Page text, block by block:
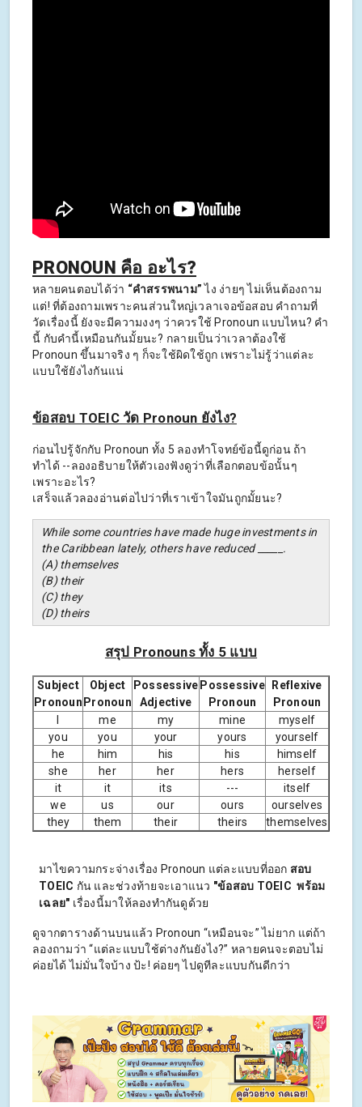
PRONOUN คือ อะไร?
หลายคนตอบได้ว่า “คำสรรพนาม”ไง ง่ายๆ ไม่เห็นต้องถาม
แต่! ที่ต้องถามเพราะคนส่วนใหญ่เวลาเจอข้อสอบ คำถามที่
วัดเรื่องนี้ ยังจะมีความงงๆ ว่าควรใช้ Pronoun แบบไหน? คำ
นี้ กับคำนี้เหมือนกันมั้ยนะ? กลายเป็นว่าเวลาต้องใช้
Pronoun ขึ้นมาจริง ๆ ก็จะใช้ผิดใช้ถูก เพราะไม่รู้ว่าแต่ละ
แบบใช้ยังไงกันแน่
ข้อสอบ TOEIC วัด Pronoun ยังไง?
ก่อนไปรู้จักกับ Pronoun ทั้ง 5 ลองทำโจทย์ข้อนี้ดูก่อน ถ้า
ทำได้ --ลองอธิบายให้ตัวเองฟังดูว่าที่เลือกตอบข้อนั้นๆ
เพราะอะไร?
เสร็จแล้วลองอ่านต่อไปว่าที่เราเข้าใจมันถูกมั้ยนะ?
While some countries have made huge investments in
the Caribbean lately, others have reduced _____.
(A) themselves
(B) their
(C) they
(D) theirs
สรุป Pronouns ทั้ง 5 แบบ
Subject
Pronoun
Object
Pronoun
Possessive
Adjective
Possessive
Pronoun
Reflexive
Pronoun
me my mine
myself
you
you your yours
yourself
he
him his his
himself
she
her her hers
herself
it
it its ---
itself
we
us our ours
ourselves
they
them their theirs themselves
มาไขความกระจ่างเรื่อง Pronoun แต่ละแบบที่ออก สอบ
TOEIC กัน และช่วงท้ายจะเอาแนว "ข้อสอบ TOEIC พร้อม
เฉลย" เรื่องนี้มาให้ลองทำกันดูด้วย
ดูจากตารางด้านบนแล้ว Pronoun “เหมือนจะ” ไม่ยาก แต่ถ้า
ลองถามว่า “แต่ละแบบใช้ต่างกันยังไง?” หลายคนจะตอบไม่
ค่อยได้ ไม่มั่นใจบ้าง ป้ะ! ค่อยๆ ไปดูทีละแบบกันดีกว่า